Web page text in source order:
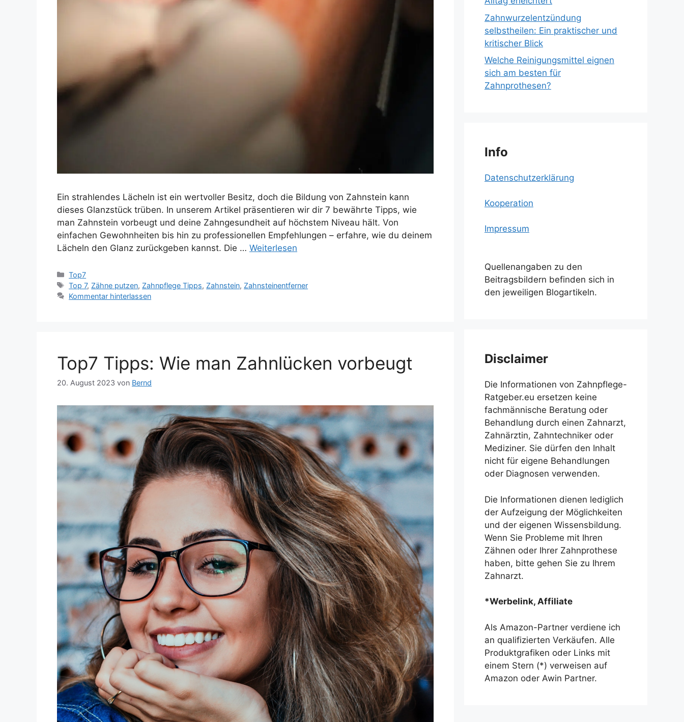
Ein strahlendes Lächeln ist ein wertvoller Besitz, doch die Bildung von Zahnstein kann
dieses Glanzstück trüben. In unserem Artikel präsentieren wir dir 7 bewährte Tipps, wie
man Zahnstein vorbeugt und deine Zahngesundheit auf höchstem Niveau hält. Von
einfachen Gewohnheiten bis hin zu professionellen Empfehlungen – erfahre, wie du deinem
Lächeln den Glanz zurückgeben kannst. Die … Weiterlesen
Kategorien
Top7
Schlagwörter
Top 7, Zähne putzen, Zahnpflege Tipps, Zahnstein, Zahnsteinentferner
Kommentar hinterlassen
Top7 Tipps: Wie man Zahnlücken vorbeugt
20. August 2023 von Bernd
Zahnwurzelentzündung
selbstheilen: Ein praktischer und
kritischer Blick
Welche Reinigungsmittel eignen
sich am besten für
Zahnprothesen?
Info
Datenschutzerklärung
Kooperation
Impressum
Quellenangaben zu den
Beitragsbildern befinden sich in
den jeweiligen Blogartikeln.
Disclaimer
Die Informationen von Zahnpflege-
Ratgeber.eu ersetzen keine
fachmännische Beratung oder
Behandlung durch einen Zahnarzt,
Zahnärztin, Zahntechniker oder
Mediziner. Sie dürfen den Inhalt
nicht für eigene Behandlungen
oder Diagnosen verwenden.
Die Informationen dienen lediglich
der Aufzeigung der Möglichkeiten
und der eigenen Wissensbildung.
Wenn Sie Probleme mit Ihren
Zähnen oder Ihrer Zahnprothese
haben, bitte gehen Sie zu Ihrem
Zahnarzt.
*Werbelink, Affiliate
Als Amazon-Partner verdiene ich
an qualifizierten Verkäufen. Alle
Produktgrafiken oder Links mit
einem Stern (*) verweisen auf
Amazon oder Awin Partner.